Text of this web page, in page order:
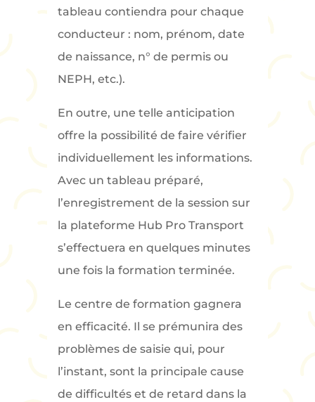
tableau contiendra pour chaque
conducteur : nom, prénom, date
de naissance, n° de permis ou
NEPH, etc.).
En outre, une telle anticipation
offre la possibilité de faire vérifier
individuellement les informations.
Avec un tableau préparé,
l’enregistrement de la session sur
la plateforme Hub Pro Transport
s’effectuera en quelques minutes
une fois la formation terminée.
Le centre de formation gagnera
en efficacité. Il se prémunira des
problèmes de saisie qui, pour
l’instant, sont la principale cause
de difficultés et de retard dans la